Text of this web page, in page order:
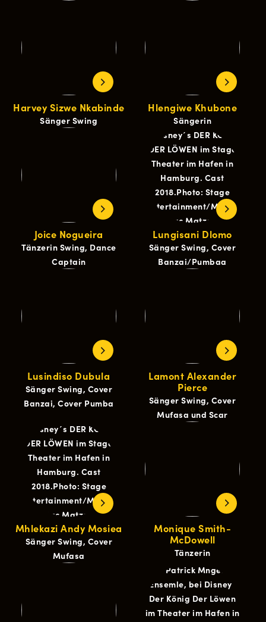
Harvey Sizwe Nkabinde
Sänger Swing
Hlengiwe Khubone
Sängerin
Joice Nogueira
Tänzerin Swing, Dance
Captain
Lungisani Dlomo
Sänger Swing, Cover
Banzai/Pumbaa
Lusindiso Dubula
Sänger Swing, Cover
Banzai, Cover Pumba
Lamont Alexander
Pierce
Sänger Swing, Cover
Mufasa und Scar
Mhlekazi Andy Mosiea
Sänger Swing, Cover
Mufasa
Monique Smith-
McDowell
Tänzerin